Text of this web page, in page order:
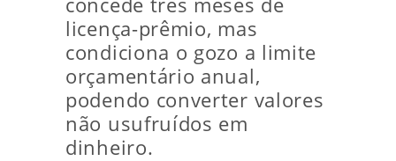
licença-prêmio, mas
condiciona o gozo a limite
orçamentário anual,
podendo converter valores
não usufruídos em
dinheiro.